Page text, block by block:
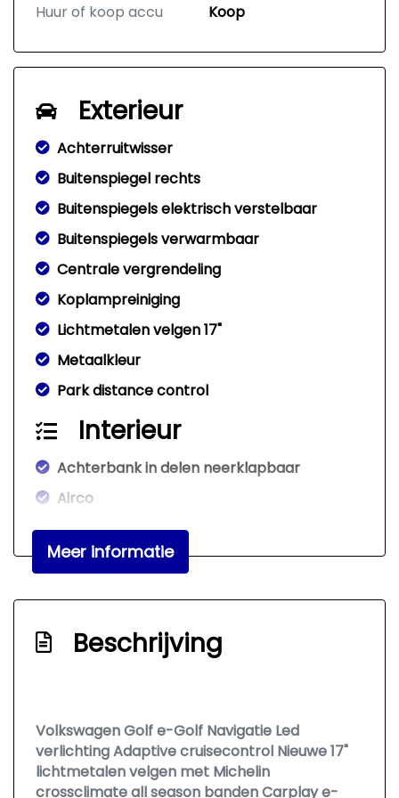
Huur of koop accu Koop
Exterieur
Achterruitwisser
Buitenspiegel rechts
Buitenspiegels elektrisch verstelbaar
Buitenspiegels verwarmbaar
Centrale vergrendeling
Koplampreiniging
Lichtmetalen velgen 17"
Metaalkleur
Park distance control
Interieur
Achterbank in delen neerklapbaar
Airco
Elektrische ramen voor en achter
Middenarmsteun voor
Infotainment
Stuur multifunctioneel
Meer informatie
Beschrijving
Volkswagen Golf e-Golf Navigatie Led
verlichting Adaptive cruisecontrol Nieuwe 17"
lichtmetalen velgen met Michelin
crossclimate all season banden Carplay e-